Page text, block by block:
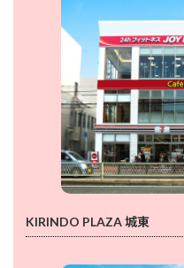
KIRINDO PLAZA 城東